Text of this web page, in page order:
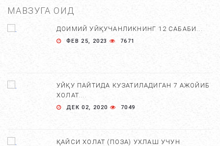
МАВЗУГА ОИД
ДОИМИЙ УЙҚУЧАНЛИКНИНГ 12 САБАБИ...
ФЕВ 25, 2023 7671
УЙҚУ ПАЙТИДА КУЗАТИЛАДИГАН 7 АЖОЙИБ
ХОЛАТ....
ДЕК 02, 2020 7049
ҚАЙСИ ХОЛАТ (ПОЗА) УХЛАШ УЧУН